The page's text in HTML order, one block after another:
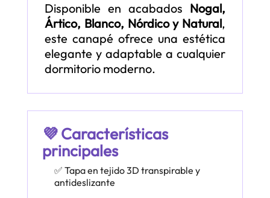
Disponible en acabados Nogal,
Ártico, Blanco, Nórdico y Natural,
este canapé ofrece una estética
elegante y adaptable a cualquier
dormitorio moderno.
💜 Características
principales
✅ Tapa en tejido 3D transpirable y
antideslizante